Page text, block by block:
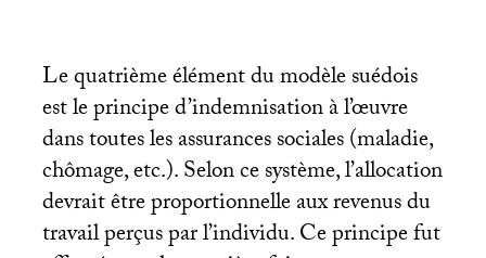
Le quatrième élément du modèle suédois
est le principe d’indemnisation à l’œuvre
dans toutes les assurances sociales (maladie,
chômage, etc.). Selon ce système, l’allocation
devrait être proportionnelle aux revenus du
travail perçus par l’individu. Ce principe fut